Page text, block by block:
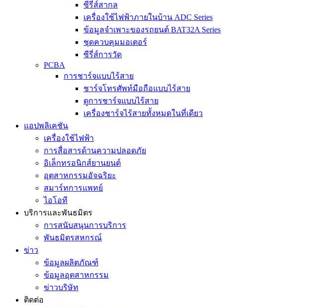
ซีรี่ส์สากล
เครื่องใช้ไฟฟ้าภายในบ้าน ADC Series
ข้อมูลจำเพาะของรถยนต์ BAT32A Series
ชุดควบคุมมอเตอร์
ซีรี่ส์การวัด
PCBA
การชาร์จแบบไร้สาย
ชาร์จโทรศัพท์มือถือแบบไร้สาย
ดูการชาร์จแบบไร้สาย
เครื่องชาร์จไร้สายทั้งหมดในที่เดียว
แอปพลิเคชัน
เครื่องใช้ไฟฟ้า
การสื่อสารด้านความปลอดภัย
อิเล็กทรอนิกส์ยานยนต์
อุตสาหกรรมอัจฉริยะ
สมาร์ทการแพทย์
ไอโอที
บริการและพันธมิตร
การสนับสนุนการบริการ
พันธมิตรสหกรณ์
ข่าว
ข้อมูลผลิตภัณฑ์
ข้อมูลอุตสาหกรรม
ข่าวบริษัท
ติดต่อ